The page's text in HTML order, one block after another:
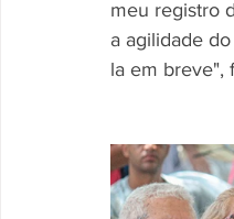
meu registro
a agilidade
la em breve",